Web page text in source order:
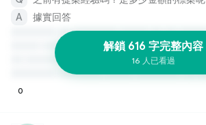
據實回答
解鎖 616 字完整內容
16 人已看過
0